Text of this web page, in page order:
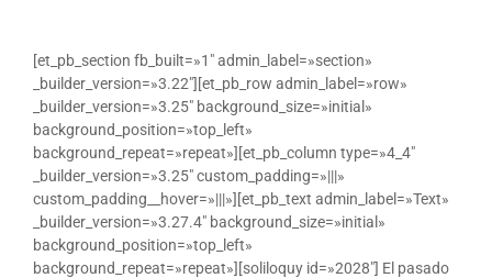
[et_pb_section fb_built=»1″ admin_label=»section»
_builder_version=»3.22″][et_pb_row admin_label=»row»
_builder_version=»3.25″ background_size=»initial»
background_position=»top_left»
background_repeat=»repeat»][et_pb_column type=»4_4″
_builder_version=»3.25″ custom_padding=»|||»
custom_padding__hover=»|||»][et_pb_text admin_label=»Text»
_builder_version=»3.27.4″ background_size=»initial»
background_position=»top_left»
background_repeat=»repeat»][soliloquy id=»2028″] El pasado